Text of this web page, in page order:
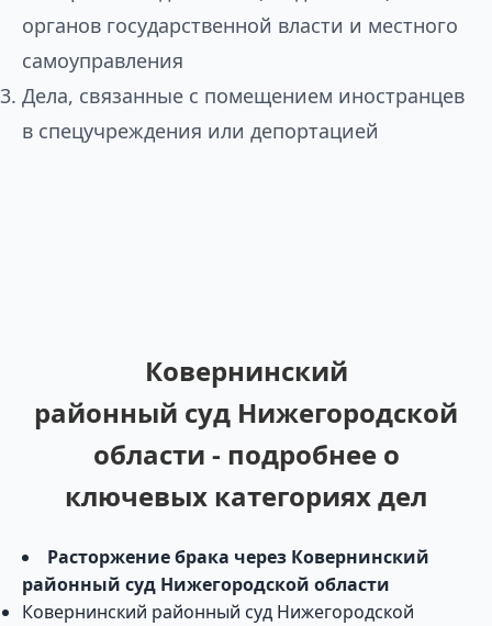
органов государственной власти и местного
самоуправления
Дела, связанные с помещением иностранцев
в спецучреждения или депортацией
Ковернинский
районный суд Нижегородской
области - подробнее о
ключевых категориях дел
Расторжение брака через Ковернинский
районный суд Нижегородской области
Ковернинский районный суд Нижегородской